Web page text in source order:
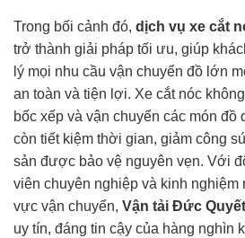
Trong bối cảnh đó, dịch vụ xe cắt
trở thành giải pháp tối ưu, giúp
lý mọi nhu cầu vận chuyển đồ lớn
an toàn và tiện lợi. Xe cắt nóc
bốc xếp và vận chuyển các món đồ
còn tiết kiệm thời gian, giảm công
sản được bảo vệ nguyên vẹn. Với
viên chuyên nghiệp và kinh nghiệm
vực vận chuyển, Vận tải Đức Quyết
uy tín, đáng tin cậy của hàng nghìn